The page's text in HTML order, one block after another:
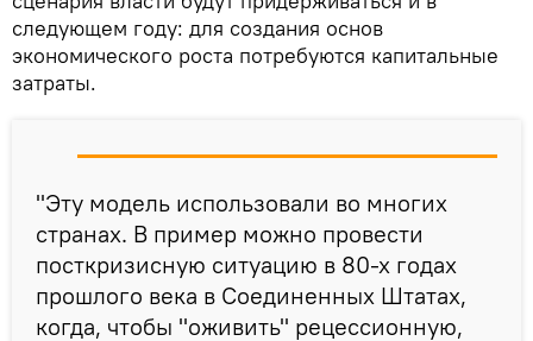
следующем году: для создания основ
экономического роста потребуются капитальные
затраты.
"Эту модель использовали во многих
странах. В пример можно провести
посткризисную ситуацию в 80-х годах
прошлого века в Соединенных Штатах,
когда, чтобы "оживить" рецессионную,